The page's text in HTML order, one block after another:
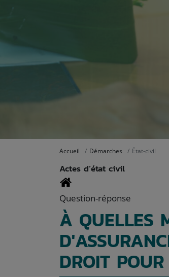
Accueil Démarches État-civil
Actes d’état civil
Question-réponse
À QUELLES
DROIT